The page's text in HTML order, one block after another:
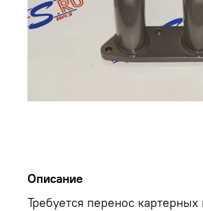
Описание
Требуется перенос